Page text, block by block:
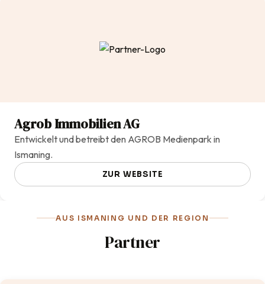
Agrob Immobilien AG
Entwickelt und betreibt den AGROB Medienpark in
Ismaning.
ZUR WEBSITE
AUS ISMANING UND DER REGION
Partner